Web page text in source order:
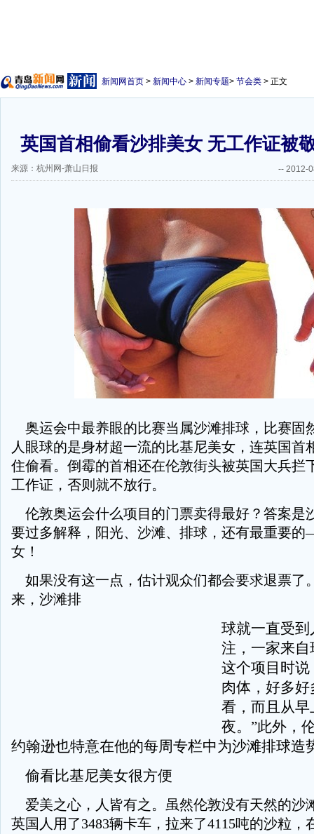
新闻网首页 > 新闻中心 > 新闻专题> 节会类 > 正文
英国首相偷看沙排美女 无工作证被
来源：杭州网-萧山日报 -- 2012-
奥运会中最养眼的比赛当属沙滩排球，比赛固
人眼球的是身材超一流的比基尼美女，连英国首
住偷看。倒霉的首相还在伦敦街头被英国大兵拦
工作证，否则就不放行。
伦敦奥运会什么项目的门票卖得最好？答案是
要过多解释，阳光、沙滩、排球，还有最重要
女！
如果没有这一点，估计观众们都会要求退票了
来，沙滩排
球就一直受
注，一家来
这个项目时说
肉体，好多
看，而且从
夜。”此外，
约翰逊也特意在他的每周专栏中为沙滩排球造
偷看比基尼美女很方便
爱美之心，人皆有之。虽然伦敦没有天然的沙
英国人用了3483辆卡车，拉来了4115吨的沙粒，